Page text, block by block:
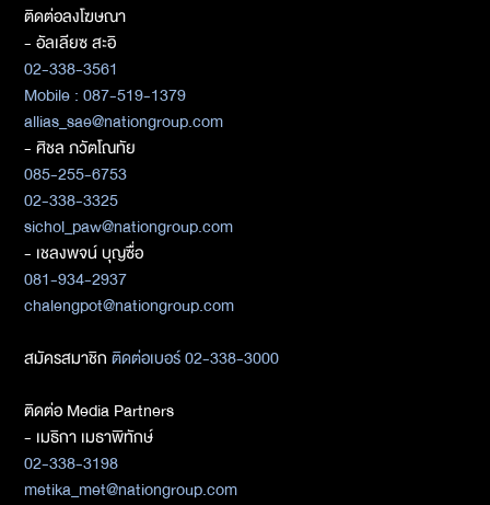
ติดต่อลงโฆษณา
- อัลเลียซ สะอิ
02-338-3561
Mobile : 087-519-1379
allias_sae@nationgroup.com
- ศิชล ภวัตโณทัย
085-255-6753
02-338-3325
sichol_paw@nationgroup.com
- เชลงพจน์ บุญซื่อ
081-934-2937
chalengpot@nationgroup.com
สมัครสมาชิกติดต่อเบอร์ 02-338-3000
ติดต่อ Media Partners
- เมธิกา เมธาพิทักษ์
02-338-3198
metika_met@nationgroup.com